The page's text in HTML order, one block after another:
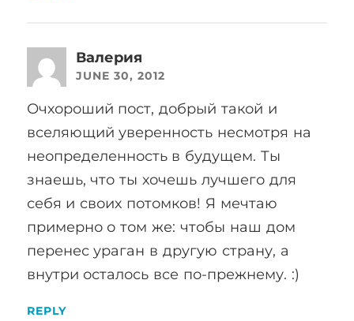
Валерия
JUNE 30, 2012
Очхороший пост, добрый такой и
вселяющий уверенность несмотря на
неопределенность в будущем. Ты
знаешь, что ты хочешь лучшего для
себя и своих потомков! Я мечтаю
примерно о том же: чтобы наш дом
перенес ураган в другую страну, а
внутри осталось все по-прежнему. :)
REPLY